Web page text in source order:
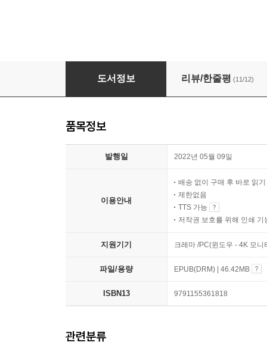
피곤해지지 않는 올바른 자세 도감 100
도서정보 리뷰/한줄평 (11/12)
품목정보
발행일 2022년 05월 09일
이용안내
배송 없이 구매 후 바로 읽기
제한없음
TTS 가능
저작권 보호를 위해 인쇄 기
지원기기 크레마 /PC(윈도우 - 4K 모
파일/용량 EPUB(DRM) | 46.42MB
ISBN13 9791155361818
관련분류